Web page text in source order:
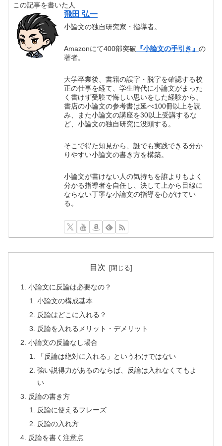
この記事を書いた人
飛田 弘一
小論文の独自研究家・指導者。
Amazonにて400部突破 『小論文の手引き』の
著者。
大学卒業後、書籍の誤字・脱字を確認する校
正の仕事を経て、学生時代に小論文がまった
く書けず受験で悔しい思いをした経験から、
書店の小論文の参考書は延べ100冊以上を読
み、また小論文の講座を30以上受講するな
ど、小論文の独自研究に没頭する。
そこで得た知見から、誰でも実践できる分か
りやすい小論文の書き方を構築。
小論文が書けない人の気持ちを誰よりもよく
分かる指導者を自任し、決して上から目線に
ならない丁寧な小論文の指導を心がけてい
る。
目次
小論文に反論は必要なの？
小論文の構成基本
反論はどこに入れる？
反論を入れるメリット・デメリット
小論文の反論なし場合
「反論は絶対に入れる」というわけではない
強い説得力があるのならば、反論は入れなくてもよ
い
反論の書き方
反論に使えるフレーズ
反論の入れ方
反論を書く注意点